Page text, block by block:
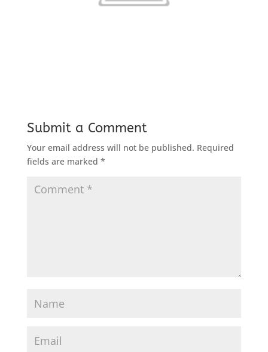
Submit a Comment
Your email address will not be published. Required
fields are marked *